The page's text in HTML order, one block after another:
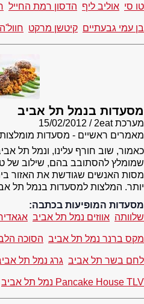
טו סי אוליב ליף הדסון רמת החייל
בן עמי גבעתיים קיטשן מרקט חוול'ה
מסעדות בנמל תל אביב
מערכת 2eat
15/02/2012
מאמרים ראשיים - מסעדות מומלצות
כאמור, שוב חורף עלינו, ונמל תל
שמומלץ להסתובב בהם, שילוב של
מסות האנשים שגודשת את האזור
יותר. המלצות למסעדות בנמל תל
מסעדות המופיעות בכתבה:
שלוותה אווזים נמל תל אביב
מקס ברנר נמל תל אביב הסוכה
לחם בשר תל אביב גרג נמל תל
Pancake House TLV נמל תל אביב